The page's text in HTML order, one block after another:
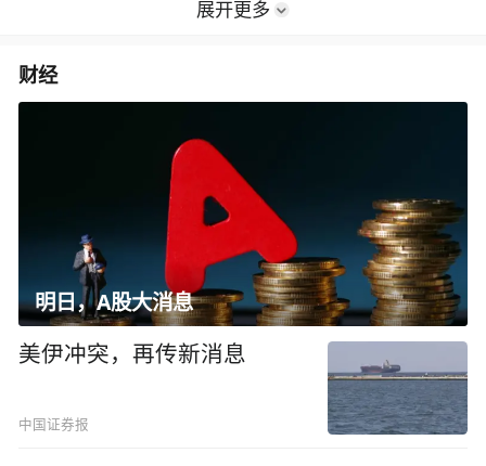
展开更多
财经
明日，A股大消息
美伊冲突，再传新消息
中国证券报